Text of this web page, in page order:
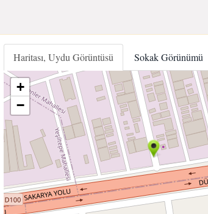
Haritası, Uydu Görüntüsü Sokak Görünümü
+
−